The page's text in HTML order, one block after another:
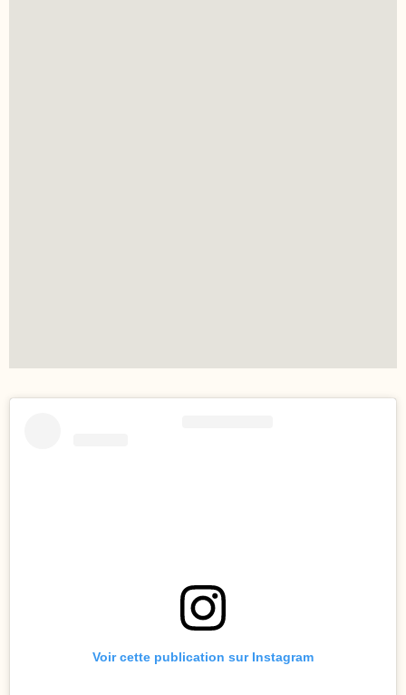
Voir cette publication sur Instagram